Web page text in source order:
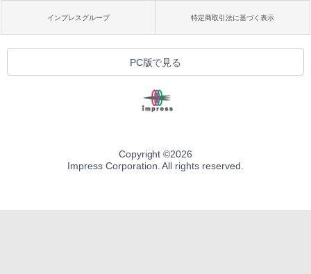
インプレスグループ 特定商取引法に基づく表示
PC版で見る
Copyright ©2026
Impress Corporation. All rights reserved.